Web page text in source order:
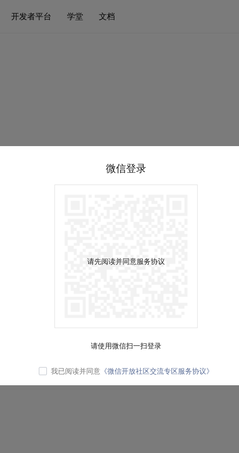
开发者平台 学堂 文档
微信登录
请先阅读并同意服务协议
请使用微信扫一扫登录
我已阅读并同意 《微信开放社区交流专区服务协议》